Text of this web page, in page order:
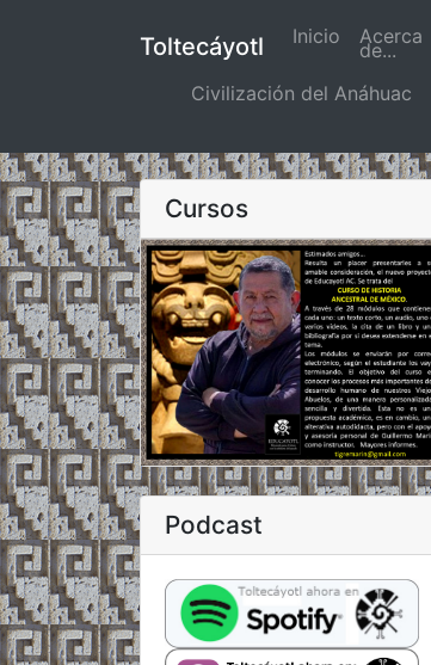
Toltecáyotl Inicio (actual)
Acerca
de...
Civilización del Anáhuac
Cursos
Podcast